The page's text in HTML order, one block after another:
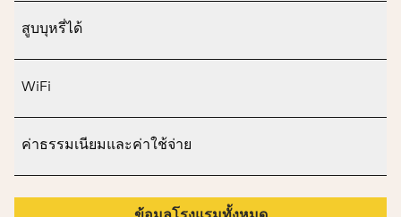
สูบบุหรี่ได้
WiFi
ค่าธรรมเนียมและค่าใช้จ่าย